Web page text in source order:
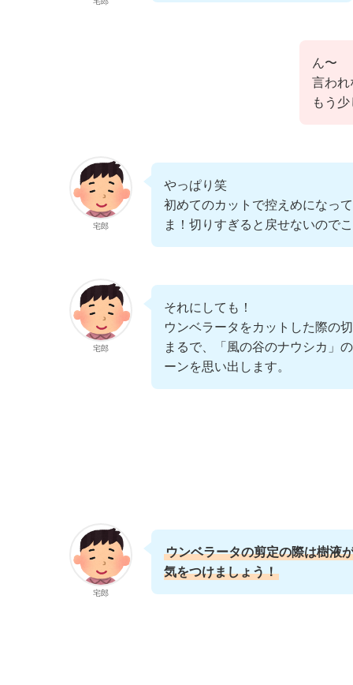
ん〜
言われ
もう
宅郎
やっぱり笑
初めてのカットで控えめになっ
ま！切りすぎると戻せないので
宅郎
それにしても！
ウンベラータをカットした際の
まるで、「風の谷のナウシカ」
ーンを思い出します。
宅郎
ウンベラータの剪定の際は樹液
気をつけましょう！